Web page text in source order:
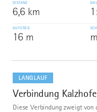
DISTANZ
6,6 km
AUFSTIEG
16 m
LANGLAUF
10
Verbindung
Diese Verbindung zweigt von
dazu